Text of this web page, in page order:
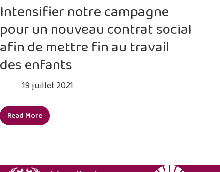
sensibilisation
pour
l’élimination
du
travail
enfants
Intensifier notre campagne
pour un nouveau contrat social
afin de mettre fin au travail
des enfants
19 juillet 2021
Read More
Intensifier
un